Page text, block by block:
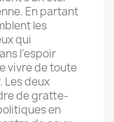
En partant
les
qui
l’espoir
vivre de toute
Les deux
de gratte-
en